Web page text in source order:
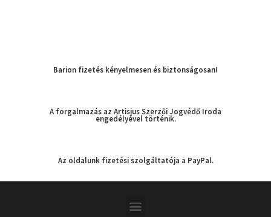
Barion fizetés kényelmesen és biztonságosan!
A forgalmazás az Artisjus Szerzői Jogvédő Iroda
engedélyével történik.
Az oldalunk fizetési szolgáltatója a PayPal.
Menu